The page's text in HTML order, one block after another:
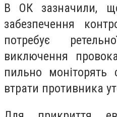
В ОК зазначили,
забезпечення
потребує
виключення
пильно моніторять
втрати противника